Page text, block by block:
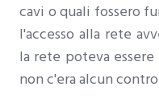
cavi o quali fossero
l'accesso alla rete
la rete poteva
non c'era alcun